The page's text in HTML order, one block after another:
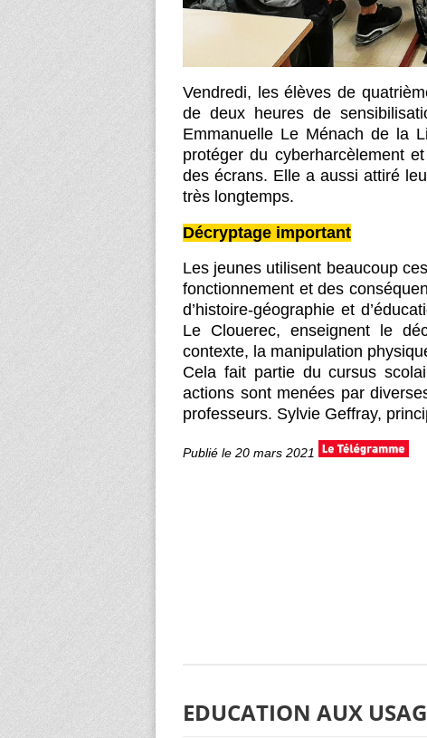
Vendredi, les élèves de
de deux heures de
Emmanuelle Le Ménach de la
protéger du cyberharcèlement
des écrans. Elle a aussi attiré
très longtemps.
Décryptage important
Les jeunes utilisent beaucoup
fonctionnement et des
d’histoire-géographie et
Le Clouerec, enseignent le
contexte, la manipulation
Cela fait partie du cursus
actions sont menées par
professeurs. Sylvie Geffray,
Publié le 20 mars 2021
EDUCATION AUX